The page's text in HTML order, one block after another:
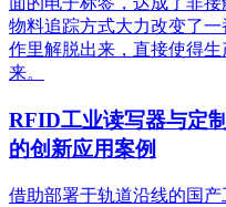
物料追踪方式大力改变了
作里解脱出来，直接使得
来。
RFID工业读写器与定
的创新应用案例
借助部署于轨道沿线的国